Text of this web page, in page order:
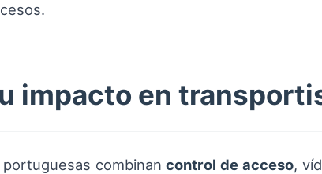
impacto en
portuguesas combinancontrol de acceso,